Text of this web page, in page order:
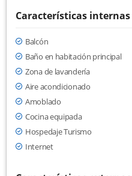
Características internas
Balcón
Baño en habitación principal
Zona de lavandería
Aire acondicionado
Amoblado
Cocina equipada
Hospedaje Turismo
Internet